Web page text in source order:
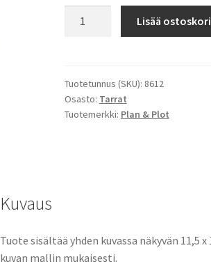
määrä
Lisää
Tuotetunnus (SKU): 8612
Osasto: Tarrat
Tuotemerkki: Plan & Plot
Kuvaus
Tuote sisältää yhden kuvassa näkyvän
kuvan mallin mukaisesti.